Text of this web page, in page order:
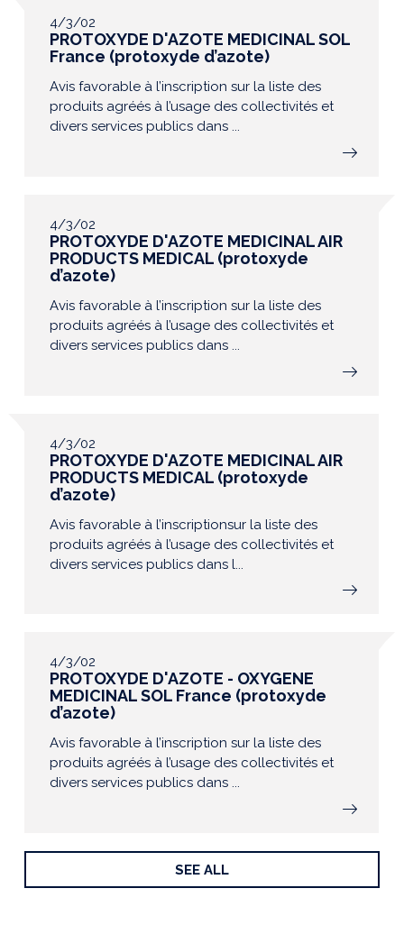
4/3/02
PROTOXYDE D'AZOTE MEDICINAL SOL
France (protoxyde d’azote)
Avis favorable à l’inscription sur la liste des
produits agréés à l’usage des collectivités et
divers services publics dans ...
4/3/02
PROTOXYDE D'AZOTE MEDICINAL AIR
PRODUCTS MEDICAL (protoxyde
d’azote)
Avis favorable à l’inscription sur la liste des
produits agréés à l’usage des collectivités et
divers services publics dans ...
4/3/02
PROTOXYDE D'AZOTE MEDICINAL AIR
PRODUCTS MEDICAL (protoxyde
d’azote)
Avis favorable à l’inscriptionsur la liste des
produits agréés à l’usage des collectivités et
divers services publics dans l...
4/3/02
PROTOXYDE D'AZOTE - OXYGENE
MEDICINAL SOL France (protoxyde
d’azote)
Avis favorable à l’inscription sur la liste des
produits agréés à l’usage des collectivités et
divers services publics dans ...
SEE ALL